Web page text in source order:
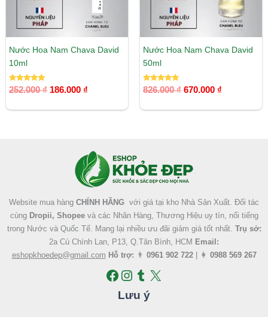
Nước Hoa Nam Chava David
10ml
Được xếp
hạng
252.000₫ 186.000 ₫
Nước Hoa Nam Chava David
50ml
Được xếp
hạng
826.000₫ 670.000 ₫
Website mua hàng CHÍNH HÃNG với giá tại kho Nhà Sản Xuất. Đối tác
cùng Dropii, Shopeevà các Nhãn Hàng, Thương Hiệu uy tín, nổi tiếng
trong Nước và Quốc Tế. Mang lại nhiều ưu đãi giảm giá tốt nhất. Trụ sở:
2a Cù Chính Lan, P13, Q.Tân Bình, HCM Email:
eshopkhoedep@gmail.com Hỗ trợ: 👨 0961 902 722| 👩 0988 569 267
Lưu ý